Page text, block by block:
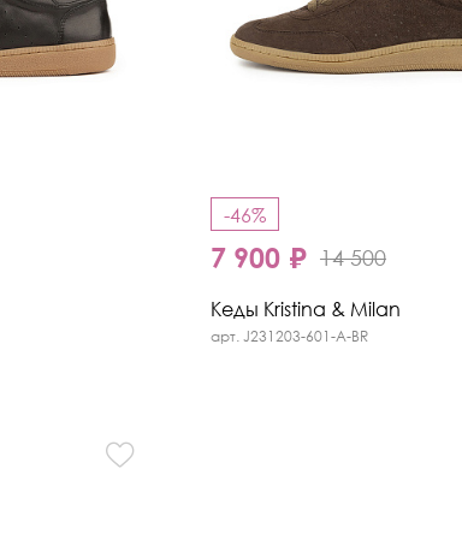
-46%
7 900 ₽ 14 500
Кеды Kristina & Milan
арт. J231203-601-A-BR